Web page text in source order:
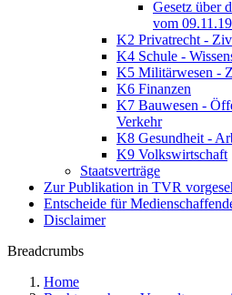
Gesetz über
vom
K2 Privatrecht -
K4 Schule -
K5 Militärwesen -
K6 Finanzen
K7 Bauwesen -
Verkehr
K8 Gesundheit -
K9 Volkswirtschaft
Staatsverträge
Zur Publikation in TVR
Entscheide für
Disclaimer
Breadcrumbs
Home